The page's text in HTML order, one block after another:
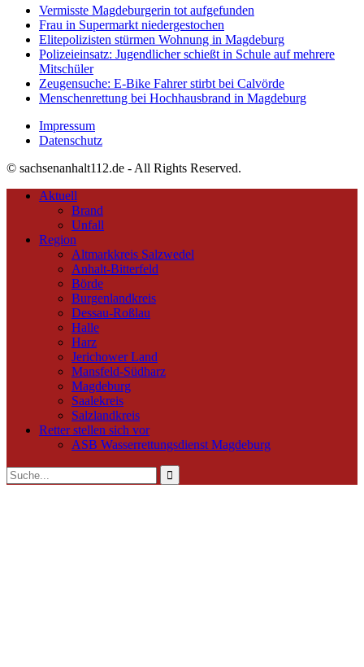
Vermisste Magdeburgerin tot aufgefunden
Frau in Supermarkt niedergestochen
Elitepolizisten stürmen Wohnung in Magdeburg
Polizeieinsatz: Jugendlicher schießt in Schule auf mehrere
Mitschüler
Zeugensuche: E-Bike Fahrer stirbt bei Calvörde
Menschenrettung bei Hochhausbrand in Magdeburg
Impressum
Datenschutz
© sachsenanhalt112.de - All Rights Reserved.
Aktuell
Brand
Unfall
Region
Altmarkkreis Salzwedel
Anhalt-Bitterfeld
Börde
Burgenlandkreis
Dessau-Roßlau
Halle
Harz
Jerichower Land
Mansfeld-Südharz
Magdeburg
Saalekreis
Salzlandkreis
Retter stellen sich vor
ASB Wasserrettungsdienst Magdeburg